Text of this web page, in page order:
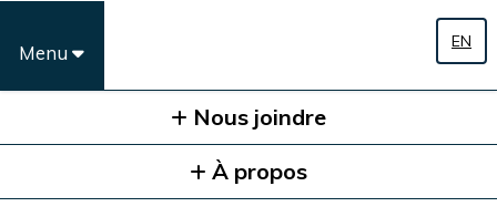
Menu EN
Nous joindre
À propos